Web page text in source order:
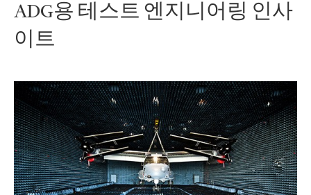
ADG용 테스트 엔지니어링 인사
이트